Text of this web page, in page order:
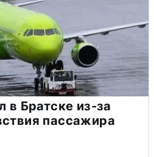
в Братске из-за
пассажира